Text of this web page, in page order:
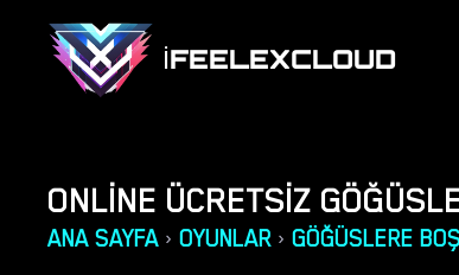
IFEELEXCLOUD
ONLINE ÜCRETSIZ
ANA SAYFA › OYUNLAR › GÖĞÜSLERE